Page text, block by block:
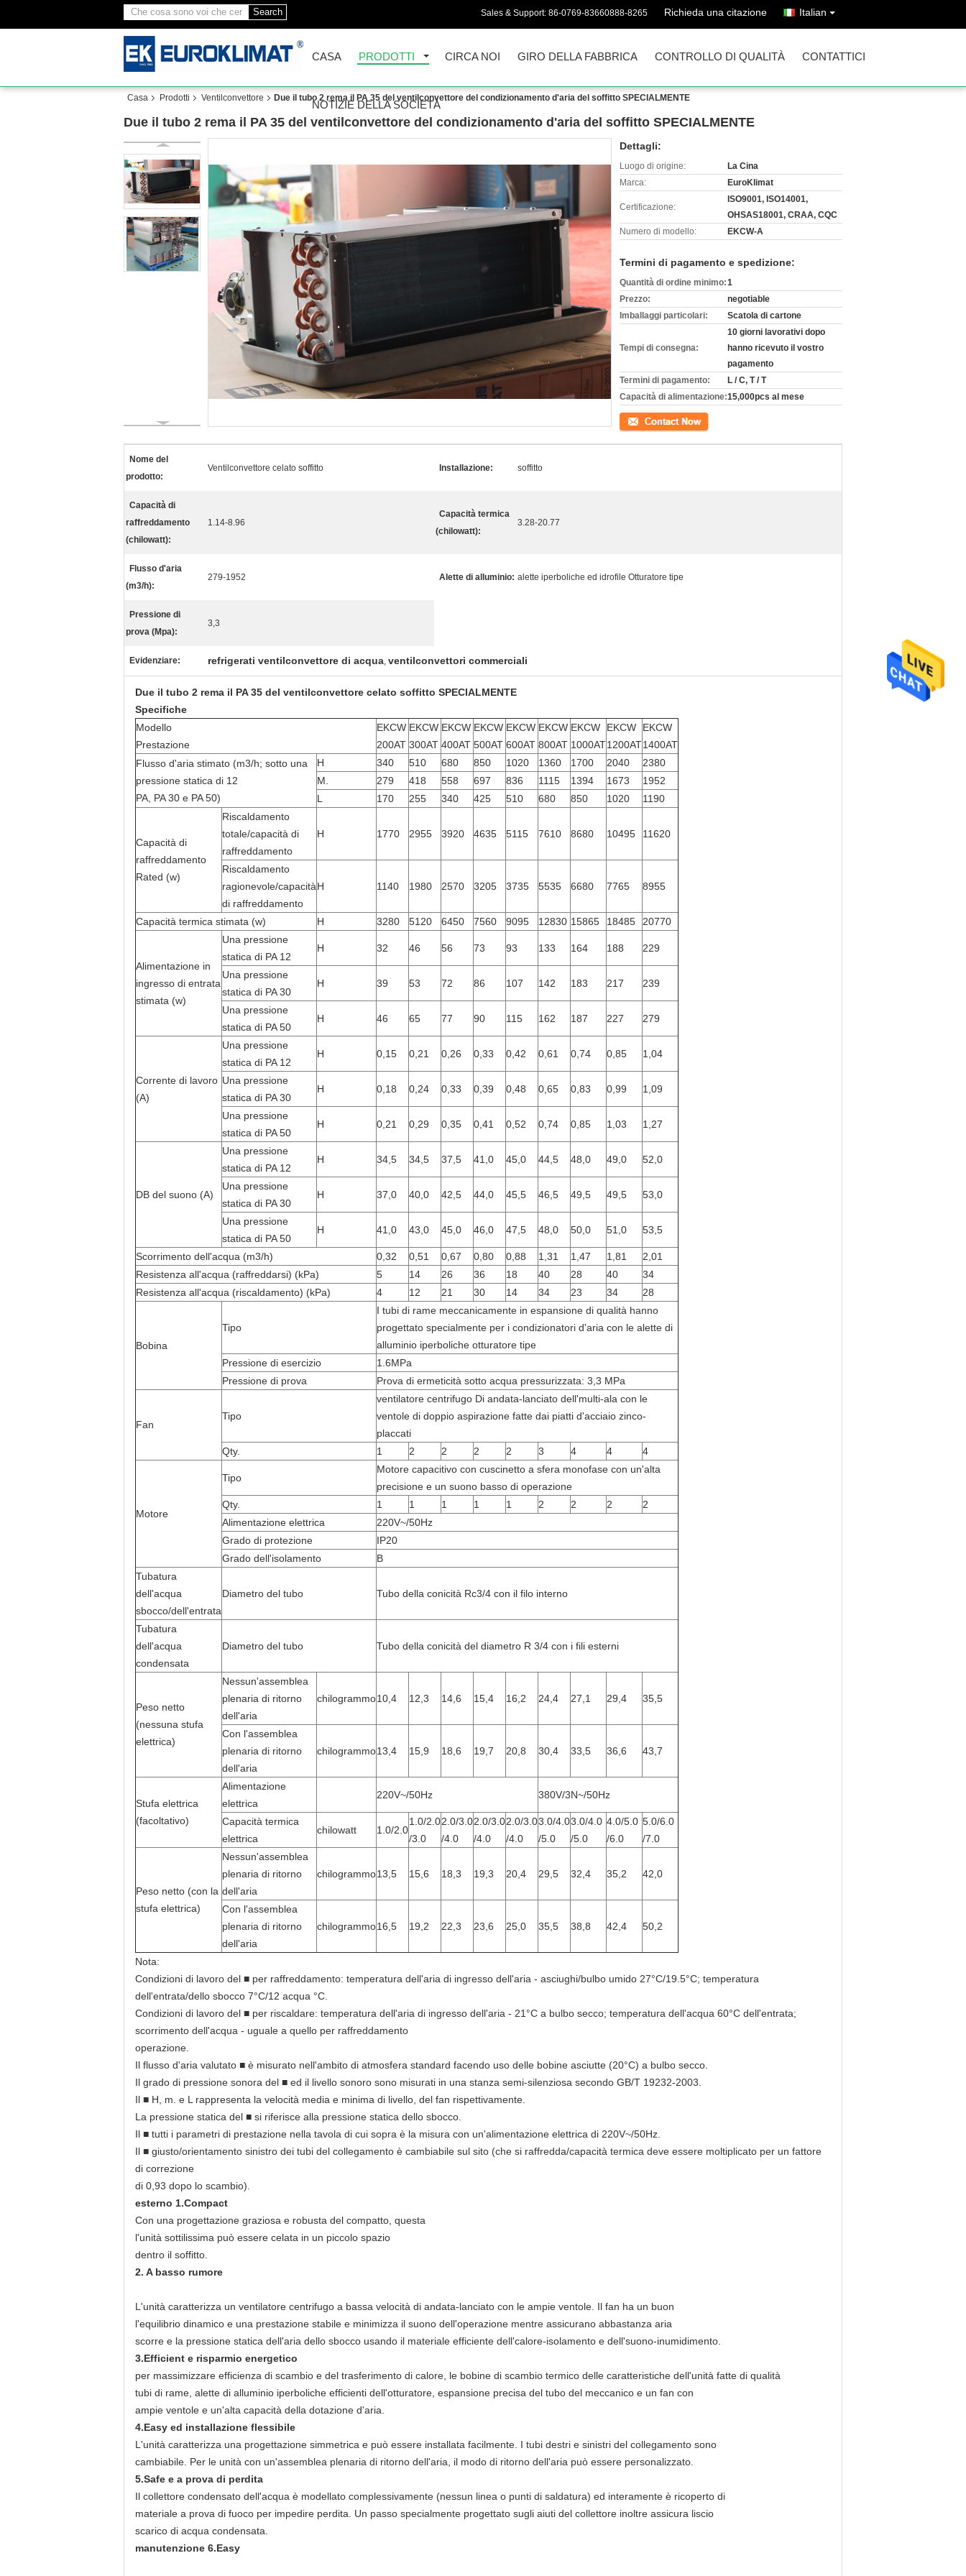
Search Sales & Support: 86-0769-83660888-8265 Richieda una citazione Italian
CASA PRODOTTI CIRCA NOI GIRO DELLA FABBRICA CONTROLLO DI QUALITÀ CONTATTICI
NOTIZIE DELLA SOCIETÀ
Casa Prodotti Ventilconvettore Due il tubo 2 rema il PA 35 del ventilconvettore del condizionamento d'aria del soffitto SPECIALMENTE
Due il tubo 2 rema il PA 35 del ventilconvettore del condizionamento d'aria del soffitto SPECIALMENTE
Dettagli:
Luogo di origine:
La Cina
Marca:
EuroKlimat
Certificazione:
ISO9001, ISO14001,
OHSAS18001, CRAA, CQC
Numero di modello:
EKCW-A
Termini di pagamento e spedizione:
Quantità di ordine minimo:1
Prezzo:
negotiable
Imballaggi particolari:
Scatola di cartone
Tempi di consegna:
10 giorni lavorativi dopo
hanno ricevuto il vostro
pagamento
Termini di pagamento:
L / C, T / T
Capacità di alimentazione:15,000pcs al mese
Contatto
Nome del
prodotto:
Ventilconvettore celato soffitto Installazione: soffitto
Capacità di
raffreddamento
(chilowatt):
1.14-8.96
Capacità termica
(chilowatt):
3.28-20.77
Flusso d'aria
(m3/h):
279-1952 Alette di alluminio: alette iperboliche ed idrofile Otturatore tipe
Pressione di
prova (Mpa):
3,3
Evidenziare: refrigerati ventilconvettore di acqua, ventilconvettori commerciali
Due il tubo 2 rema il PA 35 del ventilconvettore celato soffitto SPECIALMENTE
Specifiche
Modello
Prestazione
EKCW
200AT
EKCW
300AT
EKCW
400AT
EKCW
500AT
EKCW
600AT
EKCW
800AT
EKCW
1000AT
EKCW
1200AT
EKCW
1400AT
Flusso d'aria stimato (m3/h; sotto una
pressione statica di 12
PA, PA 30 e PA 50)
H 340 510 680 850 1020 1360 1700 2040
2380
M.
279 418 558 697 836 1115 1394 1673
1952
L
170 255 340 425 510 680 850 1020 1190
Capacità di
raffreddamento
Rated (w)
Riscaldamento
totale/capacità di
raffreddamento
H 1770 2955 3920 4635 5115 7610 8680 10495 11620
Riscaldamento
ragionevole/capacità
di raffreddamento
H 1140 1980 2570 3205 3735 5535 6680 7765 8955
Capacità termica stimata (w) H 3280 5120 6450 7560 9095 12830 15865 18485 20770
Alimentazione in
ingresso di entrata
stimata (w)
Una pressione
statica di PA 12
H 32 46 56 73 93 133 164 188 229
Una pressione
statica di PA 30
H 39 53 72 86 107 142 183 217 239
Una pressione
statica di PA 50
H 46 65 77 90 115 162 187 227 279
Corrente di lavoro
(A)
Una pressione
statica di PA 12
H 0,15 0,21 0,26 0,33 0,42 0,61 0,74 0,85 1,04
Una pressione
statica di PA 30
H 0,18 0,24 0,33 0,39 0,48 0,65 0,83 0,99 1,09
Una pressione
statica di PA 50
H 0,21 0,29 0,35 0,41 0,52 0,74 0,85 1,03 1,27
DB del suono (A)
Una pressione
statica di PA 12
H 34,5 34,5 37,5 41,0 45,0 44,5 48,0 49,0 52,0
Una pressione
statica di PA 30
H 37,0 40,0 42,5 44,0 45,5 46,5 49,5 49,5 53,0
Una pressione
statica di PA 50
H 41,0 43,0 45,0 46,0 47,5 48,0 50,0 51,0 53,5
Scorrimento dell'acqua (m3/h) 0,32 0,51 0,67 0,80 0,88 1,31 1,47 1,81
2,01
Resistenza all'acqua (raffreddarsi) (kPa)
5 14 26 36 18 40 28 40
34
Resistenza all'acqua (riscaldamento) (kPa)
4 12 21 30 14 34 23 34 28
Bobina
Tipo
I tubi di rame meccanicamente in espansione di qualità hanno
progettato specialmente per i condizionatori d'aria con le alette di
alluminio iperboliche otturatore tipe
Pressione di esercizio
1.6MPa
Pressione di prova
Prova di ermeticità sotto acqua pressurizzata: 3,3 MPa
Fan
Tipo
ventilatore centrifugo Di andata-lanciato dell'multi-ala con le
ventole di doppio aspirazione fatte dai piatti d'acciaio zinco-
placcati
Qty.
1 2 2 2 2 3 4 4 4
Motore
Tipo
Motore capacitivo con cuscinetto a sfera monofase con un'alta
precisione e un suono basso di operazione
Qty.
1 1 1 1 1 2 2 2
2
Alimentazione elettrica
220V~/50Hz
Grado di protezione
IP20
Grado dell'isolamento
B
Tubatura
dell'acqua
sbocco/dell'entrata
Diametro del tubo Tubo della conicità Rc3/4 con il filo interno
Tubatura
dell'acqua
condensata
Diametro del tubo Tubo della conicità del diametro R 3/4 con i fili esterni
Peso netto
(nessuna stufa
elettrica)
Nessun'assemblea
plenaria di ritorno
dell'aria
chilogrammo10,4 12,3 14,6 15,4 16,2 24,4 27,1 29,4 35,5
Con l'assemblea
plenaria di ritorno
dell'aria
chilogrammo13,4 15,9 18,6 19,7 20,8 30,4 33,5 36,6 43,7
Stufa elettrica
(facoltativo)
Alimentazione
elettrica
220V~/50Hz 380V/3N~/50Hz
Capacità termica
elettrica
chilowatt 1.0/2.0
1.0/2.0
/3.0
2.0/3.0
/4.0
2.0/3.0
/4.0
2.0/3.0
/4.0
3.0/4.0
/5.0
3.0/4.0
/5.0
4.0/5.0
/6.0
5.0/6.0
/7.0
Peso netto (con la
stufa elettrica)
Nessun'assemblea
plenaria di ritorno
dell'aria
chilogrammo13,5 15,6 18,3 19,3 20,4 29,5 32,4 35,2 42,0
Con l'assemblea
plenaria di ritorno
dell'aria
chilogrammo16,5 19,2 22,3 23,6 25,0 35,5 38,8 42,4 50,2
Nota:
Condizioni di lavoro del ■ per raffreddamento: temperatura dell'aria di ingresso dell'aria - asciughi/bulbo umido 27°C/19.5°C; temperatura
dell'entrata/dello sbocco 7°C/12 acqua °C.
Condizioni di lavoro del ■ per riscaldare: temperatura dell'aria di ingresso dell'aria - 21°C a bulbo secco; temperatura dell'acqua 60°C dell'entrata;
scorrimento dell'acqua - uguale a quello per raffreddamento
operazione.
Il flusso d'aria valutato ■ è misurato nell'ambito di atmosfera standard facendo uso delle bobine asciutte (20°C) a bulbo secco.
Il grado di pressione sonora del ■ ed il livello sonoro sono misurati in una stanza semi-silenziosa secondo GB/T 19232-2003.
Il ■ H, m. e L rappresenta la velocità media e minima di livello, del fan rispettivamente.
La pressione statica del ■ si riferisce alla pressione statica dello sbocco.
Il ■ tutti i parametri di prestazione nella tavola di cui sopra è la misura con un'alimentazione elettrica di 220V~/50Hz.
Il ■ giusto/orientamento sinistro dei tubi del collegamento è cambiabile sul sito (che si raffredda/capacità termica deve essere moltiplicato per un fattore
di correzione
di 0,93 dopo lo scambio).
esterno 1.Compact
Con una progettazione graziosa e robusta del compatto, questa
l'unità sottilissima può essere celata in un piccolo spazio
dentro il soffitto.
2. A basso rumore
L'unità caratterizza un ventilatore centrifugo a bassa velocità di andata-lanciato con le ampie ventole. Il fan ha un buon
l'equilibrio dinamico e una prestazione stabile e minimizza il suono dell'operazione mentre assicurano abbastanza aria
scorre e la pressione statica dell'aria dello sbocco usando il materiale efficiente dell'calore-isolamento e dell'suono-inumidimento.
3.Efficient e risparmio energetico
per massimizzare efficienza di scambio e del trasferimento di calore, le bobine di scambio termico delle caratteristiche dell'unità fatte di qualità
tubi di rame, alette di alluminio iperboliche efficienti dell'otturatore, espansione precisa del tubo del meccanico e un fan con
ampie ventole e un'alta capacità della dotazione d'aria.
4.Easy ed installazione flessibile
L'unità caratterizza una progettazione simmetrica e può essere installata facilmente. I tubi destri e sinistri del collegamento sono
cambiabile. Per le unità con un'assemblea plenaria di ritorno dell'aria, il modo di ritorno dell'aria può essere personalizzato.
5.Safe e a prova di perdita
Il collettore condensato dell'acqua è modellato complessivamente (nessun linea o punti di saldatura) ed interamente è ricoperto di
materiale a prova di fuoco per impedire perdita. Un passo specialmente progettato sugli aiuti del collettore inoltre assicura liscio
scarico di acqua condensata.
manutenzione 6.Easy